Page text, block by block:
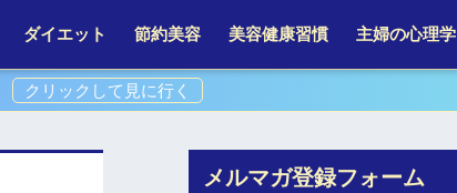
ダイエット 節約美容 美容健康習慣 主婦の心理学
メルマガ登録フォーム